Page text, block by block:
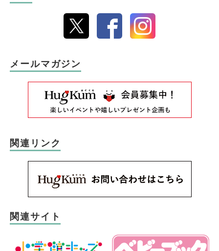
メールマガジン
関連リンク
関連サイト